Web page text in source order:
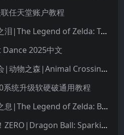
任天堂账户教程
塞尔达传说：王国之泪|The Legend of Zelda: Tears of the Kingdom中文
2025中文
集合啦！动物森友会|动物之森|Animal Crossing: New Horizons中文
统升级软硬破通用教程
塞尔达传说：旷野之息|The Legend of Zelda: Breath of the Wild中文
七龙珠：电光炸裂！ZERO|Dragon Ball: Sparking! Zero中文